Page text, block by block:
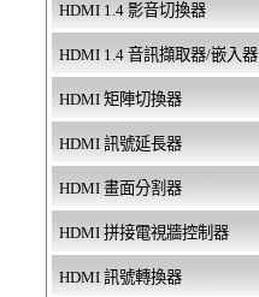
HDMI 1.4 影音切換器
HDMI 1.4 音訊擷取器/嵌入器
HDMI 矩陣切換器
HDMI 訊號延長器
HDMI 畫面分割器
HDMI 拼接電視牆控制器
HDMI 訊號轉換器